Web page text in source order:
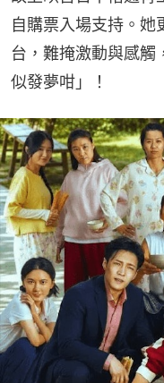
自購票入場支持。她
台，難掩激動與感觸
似發夢咁」！